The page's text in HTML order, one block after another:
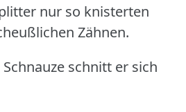
nur so knisterten
Zähnen.
schnitt er sich